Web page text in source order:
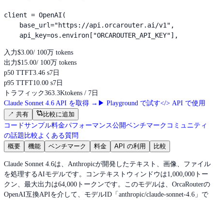
client = OpenAI(
    base_url="https://api.orcarouter.ai/v1",
    api_key=os.environ["ORCAROUTER_API_KEY"],
入力$3.00/ 100万 tokens
出力$15.00/ 100万 tokens
p50 TTFT3.46 s7日
p95 TTFT10.00 s7日
トラフィック363.3Ktokens / 7日
Claude Sonnet 4.6 API を取得 → ▶ Playground で試す</> API で使用
↗ 共有
比較に追加
コードサンプル料金パフォーマンス公開ベンチマーク コミュニティ
の話題 比較 よくある質問
概要
機能 ベンチマーク 料金 API の利用 比較
Claude Sonnet 4.6は、Anthropicが開発したテキスト、画像、ファイル
を処理するAIモデルです。コンテキストウィンドウは1,000,000トー
クン、最大出力は64,000トークンです。このモデルは、OrcaRouterの
OpenAI互換APIを介して、モデルID「anthropic/claude-sonnet-4.6」で